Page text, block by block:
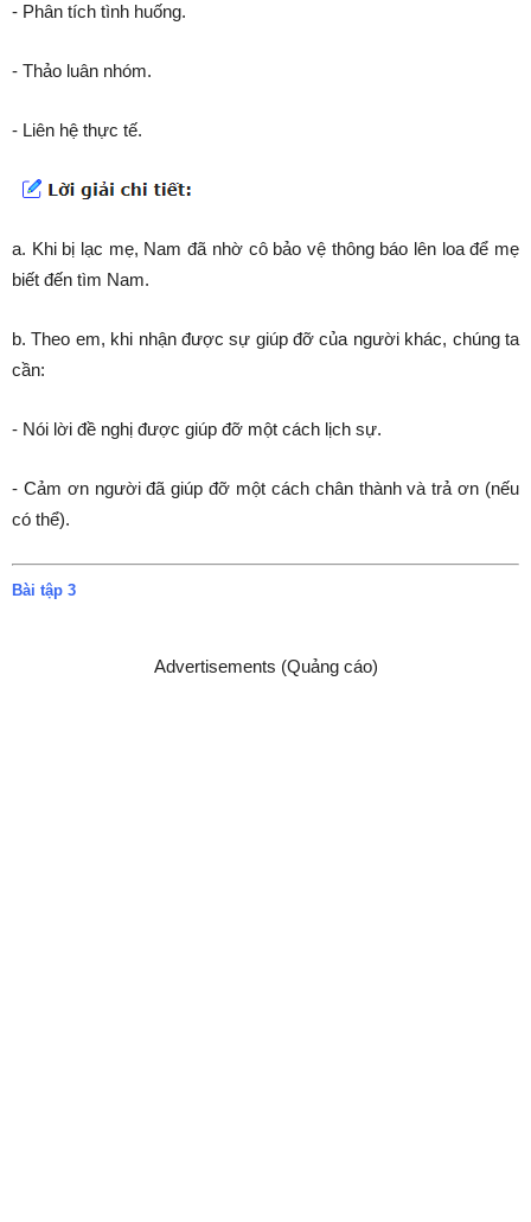
- Phân tích tình huống.
- Thảo luân nhóm.
- Liên hệ thực tế.
a. Khi bị lạc mẹ, Nam đã nhờ cô bảo vệ thông báo lên loa để mẹ
biết đến tìm Nam.
b. Theo em, khi nhận được sự giúp đỡ của người khác, chúng ta
cần:
- Nói lời đề nghị được giúp đỡ một cách lịch sự.
- Cảm ơn người đã giúp đỡ một cách chân thành và trả ơn (nếu
có thể).
Bài tập 3
Advertisements (Quảng cáo)